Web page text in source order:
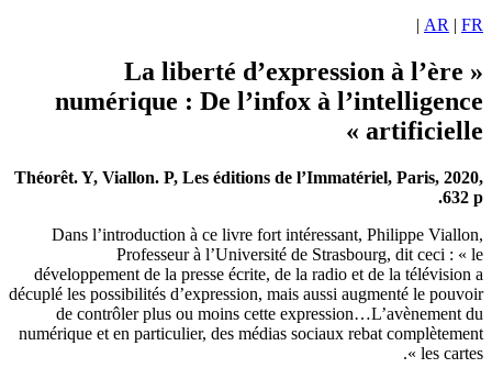
AR|
|
« La liberté d’expression à l’ère
numérique : De l’infox à
Théorêt. Y, Viallon. P, Les éditions de l’Immatériel, Paris,
Dans l’introduction à ce livre fort intéressant,Philippe
Professeur à l’Université de Strasbourg, dit ceci :
développement de la presse écrite, de la radio et de la
décuplé les possibilités d’expression, mais aussi augmenté le
de contrôler plus ou moins cette expression…L’avènement
numérique et en particulier, des médias sociaux rebat
les